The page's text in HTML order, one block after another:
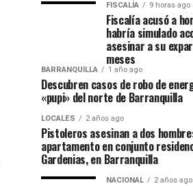
FISCALÍA 9 horas ago
Fiscalía acusó a
habría simulado
asesinar a su
meses
BARRANQUILLA 1 año ago
Descubren casos de robo de
«pupi» del norte de Barranquilla
LOCALES 2 años ago
Pistoleros asesinan a dos
apartamento en conjunto
Gardenias, en Barranquilla
NACIONAL 2 años ago